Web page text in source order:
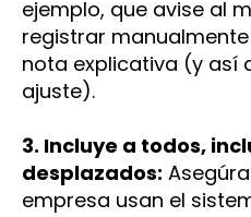
ejemplo, que avise al
registrar
nota explicativa (y así
ajuste).
3. Incluye a todos,
desplazados:
empresa usan el